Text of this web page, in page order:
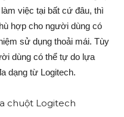
việc tại bất cứ đâu, thì
hợp cho người dùng có
sử dụng thoải mái. Tùy
dùng có thể tự do lựa
dạng từ Logitech.